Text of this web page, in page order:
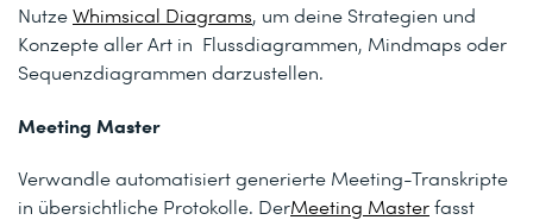
NutzeWhimsical Diagrams, um deine Strategien und
Konzepte aller Art in Flussdiagrammen, Mindmaps oder
Sequenzdiagrammen darzustellen.
Meeting Master
Verwandle automatisiert generierte Meeting-Transkripte
in übersichtliche Protokolle. DerMeeting Masterfasst